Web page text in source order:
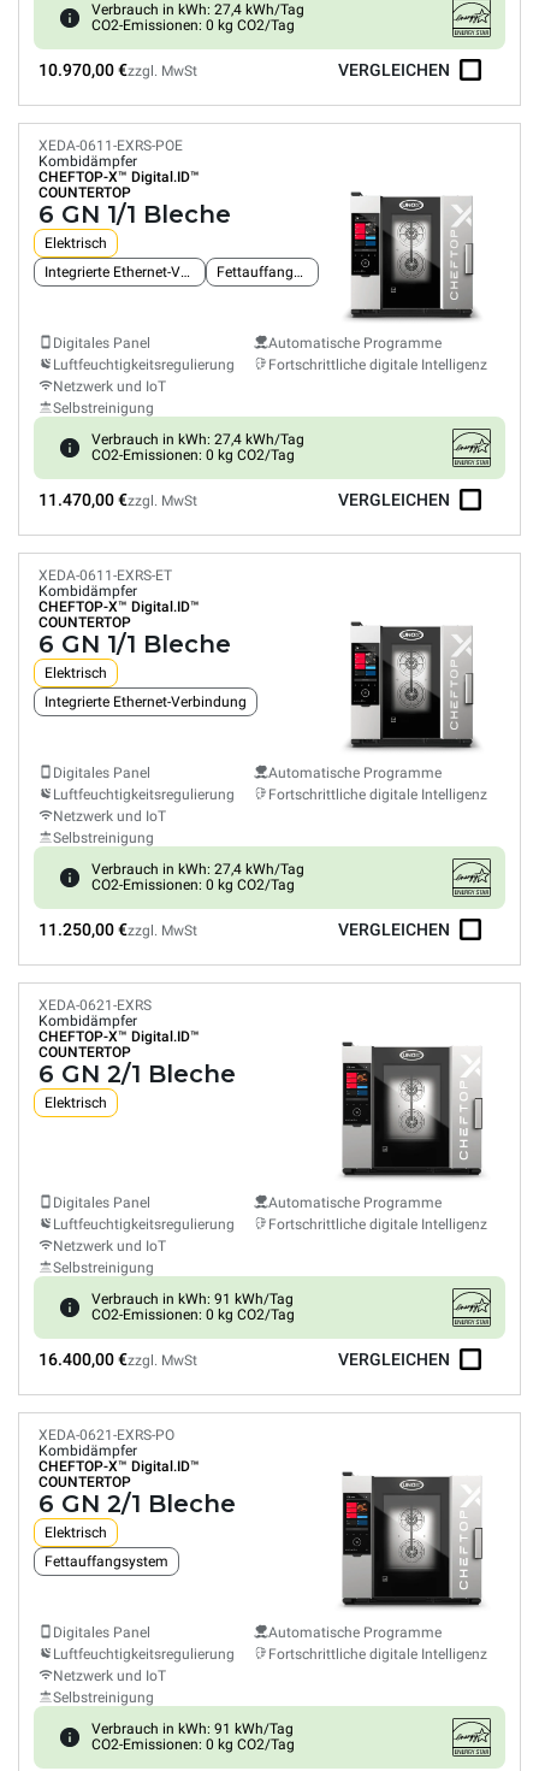
Verbrauch in kWh: 27,4 kWh/Tag
CO2-Emissionen: 0 kg CO2/Tag
10.970,00 €zzgl. MwSt VERGLEICHEN
XEDA-0611-EXRS-POE
Kombidämpfer
CHEFTOP-X™ Digital.ID™
COUNTERTOP
6 GN 1/1 Bleche
Elektrisch
Integrierte Ethernet-Verbindung
Fettauffangsystem
Digitales Panel
Luftfeuchtigkeitsregulierung
Netzwerk und IoT
Selbstreinigung
Automatische Programme
Fortschrittliche digitale Intelligenz
Verbrauch in kWh: 27,4 kWh/Tag
CO2-Emissionen: 0 kg CO2/Tag
11.470,00 €zzgl. MwSt VERGLEICHEN
XEDA-0611-EXRS-ET
Kombidämpfer
CHEFTOP-X™ Digital.ID™
COUNTERTOP
6 GN 1/1 Bleche
Elektrisch
Integrierte Ethernet-Verbindung
Digitales Panel
Luftfeuchtigkeitsregulierung
Netzwerk und IoT
Selbstreinigung
Automatische Programme
Fortschrittliche digitale Intelligenz
Verbrauch in kWh: 27,4 kWh/Tag
CO2-Emissionen: 0 kg CO2/Tag
11.250,00 €zzgl. MwSt VERGLEICHEN
XEDA-0621-EXRS
Kombidämpfer
CHEFTOP-X™ Digital.ID™
COUNTERTOP
6 GN 2/1 Bleche
Elektrisch
Digitales Panel
Luftfeuchtigkeitsregulierung
Netzwerk und IoT
Selbstreinigung
Automatische Programme
Fortschrittliche digitale Intelligenz
Verbrauch in kWh: 91 kWh/Tag
CO2-Emissionen: 0 kg CO2/Tag
16.400,00 €zzgl. MwSt VERGLEICHEN
XEDA-0621-EXRS-PO
Kombidämpfer
CHEFTOP-X™ Digital.ID™
COUNTERTOP
6 GN 2/1 Bleche
Elektrisch
Fettauffangsystem
Digitales Panel
Luftfeuchtigkeitsregulierung
Netzwerk und IoT
Selbstreinigung
Automatische Programme
Fortschrittliche digitale Intelligenz
Verbrauch in kWh: 91 kWh/Tag
CO2-Emissionen: 0 kg CO2/Tag